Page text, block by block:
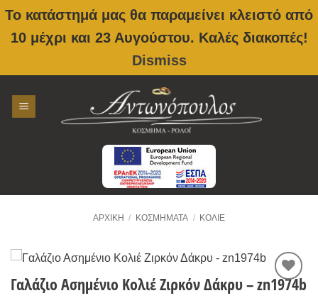
Το κατάστημά μας θα παραμείνει κλειστό από
10 μέχρι και 23 Αυγούστου. Καλές διακοπές!
Dismiss
content
ΑΡΧΙΚΉ / ΚΟΣΜΉΜΑΤΑ / ΚΟΛΙΈ
Προσθήκη
Γαλάζιο Ασημένιο Κολιέ Ζιρκόν Δάκρυ – zn1974b